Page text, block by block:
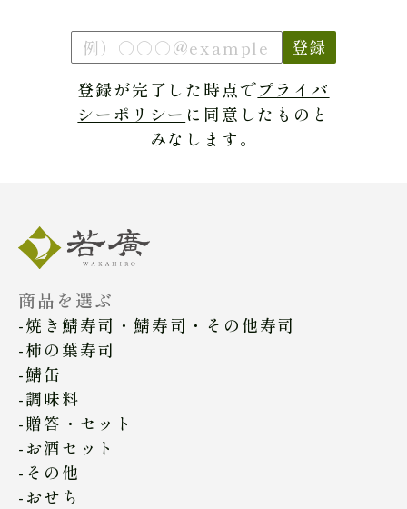
登録
登録が完了した時点でプライバ
シーポリシー に同意したものと
みなします。
商品を選ぶ
焼き鯖寿司・鯖寿司・その他寿司
柿の葉寿司
鯖缶
調味料
贈答・セット
お酒セット
その他
おせち